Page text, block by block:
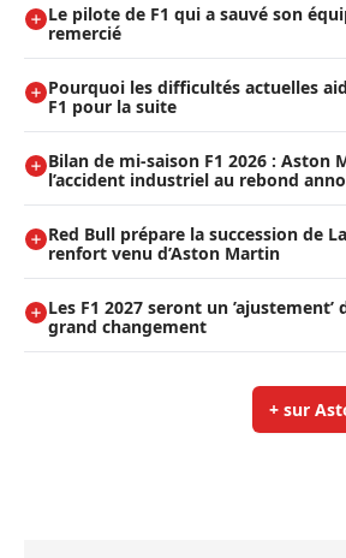
Le pilote de F1 qui a sauvé son
remercié
Pourquoi les difficultés actuelles
F1 pour la suite
Bilan de mi-saison F1 2026 : Aston
l’accident industriel au rebond
Red Bull prépare la succession de
renfort venu d’Aston Martin
Les F1 2027 seront un
grand changement
+ sur